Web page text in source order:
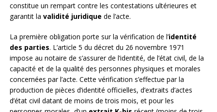
constitue un rempart contre les contestations ultérieures et
garantit la validité juridique de l’acte.
La première obligation porte sur la vérification de l’identité
des parties. L’article 5 du décret du 26 novembre 1971
impose au notaire de s’assurer de l’identité, de l’état civil, de la
capacité et de la qualité des personnes physiques et morales
concernées par l’acte. Cette vérification s’effectue par la
production de pièces d’identité officielles, d’extraits d’actes
d’état civil datant de moins de trois mois, et pour les